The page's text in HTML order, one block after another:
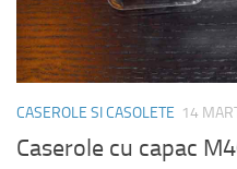
CASEROLE SI CASOLETE 14
Caserole cu capac